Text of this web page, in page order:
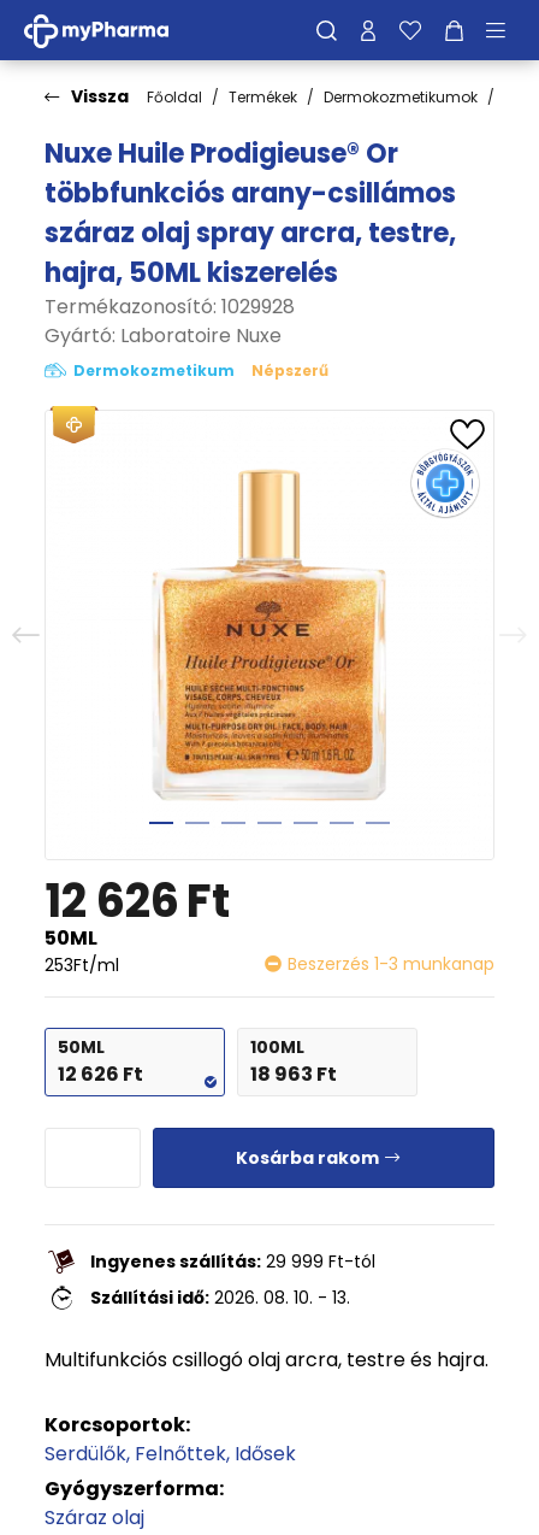
Vissza Főoldal Termékek Dermokozmetikumok
Nuxe Huile Prodigieuse® Or
többfunkciós arany-csillámos
száraz olaj spray arcra, testre,
hajra, 50ML kiszerelés
Termékazonosító: 1029928
Gyártó: Laboratoire Nuxe
Dermokozmetikum Népszerű
12 626Ft
50ML
253Ft/ml Beszerzés 1-3 munkanap
50ML
12 626 Ft
100ML
18 963 Ft
Kosárba rakom
Ingyenes szállítás: 29 999 Ft-tól
Szállítási idő: 2026. 08. 10. - 13.
Multifunkciós csillogó olaj arcra, testre és hajra.
Korcsoportok:
Serdülők Felnőttek Idősek
Gyógyszerforma:
Száraz olaj